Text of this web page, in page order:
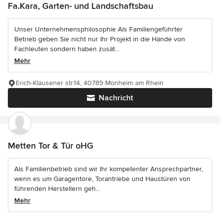
Fa.Kara, Garten- und Landschaftsbau
Unser Unternehmensphilosophie Als Familiengeführter
Betrieb geben Sie nicht nur Ihr Projekt in die Hände von
Fachleuten sondern haben zusät...
Mehr
Nachricht
Erich-Klausener str.14, 40789 Monheim am Rhein
Metten Tor & Tür oHG
Als Familienbetrieb sind wir Ihr kompetenter Ansprechpartner,
wenn es um Garagentore, Torantriebe und Haustüren von
führenden Herstellern geh...
Mehr